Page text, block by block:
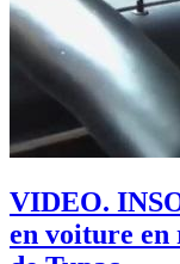
VIDEO.
en voiture en